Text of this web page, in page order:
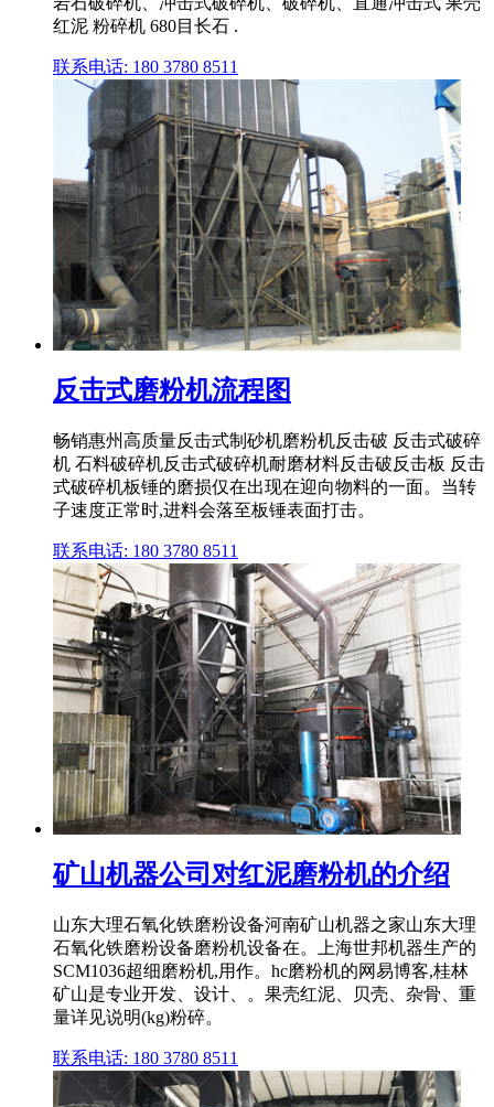
红泥 粉碎机 680目长石 .
联系电话: 180 3780 8511
反击式磨粉机流程图
畅销惠州高质量反击式制砂机磨粉机反击破 反击式破碎
机 石料破碎机反击式破碎机耐磨材料反击破反击板 反击
式破碎机板锤的磨损仅在出现在迎向物料的一面。当转
子速度正常时,进料会落至板锤表面打击。
联系电话: 180 3780 8511
矿山机器公司对红泥磨粉机的介绍
山东大理石氧化铁磨粉设备河南矿山机器之家山东大理
石氧化铁磨粉设备磨粉机设备在。上海世邦机器生产的
SCM1036超细磨粉机,用作。hc磨粉机的网易博客,桂林
矿山是专业开发、设计、。果壳红泥、贝壳、杂骨、重
量详见说明(kg)粉碎。
联系电话: 180 3780 8511